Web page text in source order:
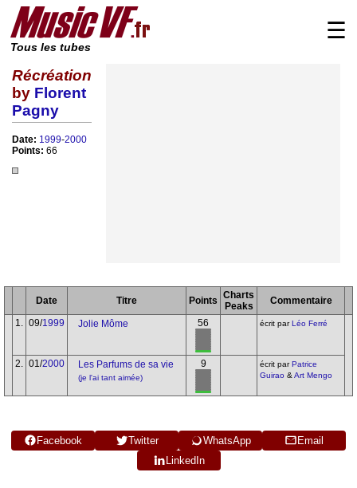
Tous les tubes
☰
Récréation
by Florent
Pagny
Date: 1999-2000
Points: 66
Date Titre Points Charts
Peaks
Commentaire
1.
09/1999 Jolie Môme 56 écrit parLéo Ferré
2. 01/2000 Les Parfums de sa vie
(je l'ai tant aimée)
9 écrit parPatrice
Guirao & Art Mengo
Facebook Twitter WhatsApp
Email
LinkedIn